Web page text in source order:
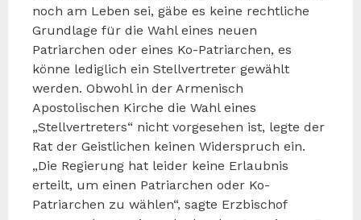
noch am Leben sei, gäbe es keine rechtliche
Grundlage für die Wahl eines neuen
Patriarchen oder eines Ko-Patriarchen, es
könne lediglich ein Stellvertreter gewählt
werden. Obwohl in der Armenisch
Apostolischen Kirche die Wahl eines
„Stellvertreters“ nicht vorgesehen ist, legte der
Rat der Geistlichen keinen Widerspruch ein.
„Die Regierung hat leider keine Erlaubnis
erteilt, um einen Patriarchen oder Ko-
Patriarchen zu wählen“, sagte Erzbischof